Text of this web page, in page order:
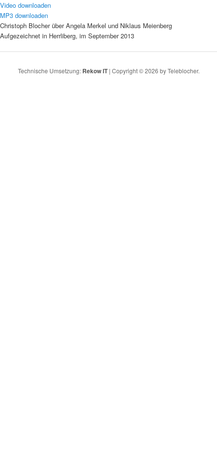
Video downloaden
MP3 downloaden
Christoph Blocher über Angela Merkel und Niklaus Meienberg
Aufgezeichnet in Herrliberg, im September 2013
Technische Umsetzung: Rekow IT| Copyright © 2026 by Teleblocher.